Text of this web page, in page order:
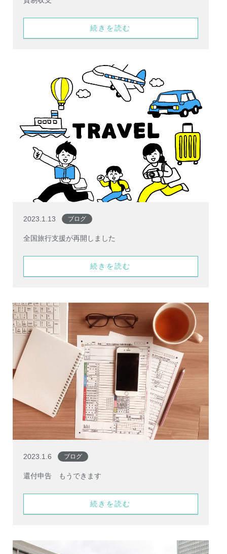
続きを読む
2023.1.13 ブログ
全国旅行支援が再開しました
続きを読む
2023.1.6 ブログ
還付申告 もうできます
続きを読む